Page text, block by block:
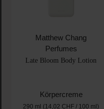
Matthew Chang
Perfumes
Late Bloom Body Lotion
Körpercreme
290 ml (14,02 CHF / 100 ml)